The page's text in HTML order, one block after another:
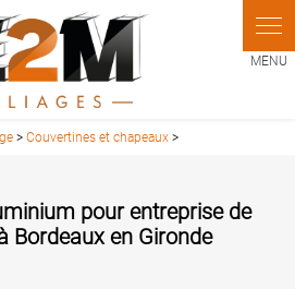
>Couvertines et chapeaux>
pour entreprise de
Bordeaux en Gironde